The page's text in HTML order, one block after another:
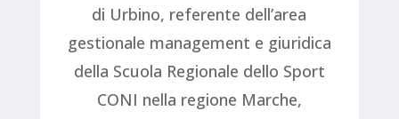
di Urbino, referente dell’area
gestionale management e giuridica
della Scuola Regionale dello Sport
CONI nella regione Marche,